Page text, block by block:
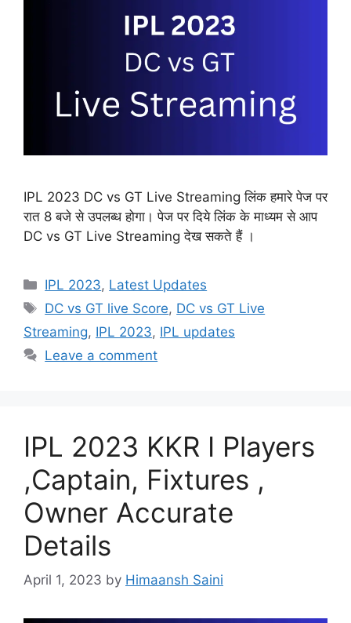
IPL 2023 DC vs GT Live Streaming लिंक हमारे पेज पर
रात 8 बजे से उपलब्ध होगा। पेज पर दिये लिंक के माध्यम से आप
DC vs GT Live Streaming देख सकते हैं ।
Categories
IPL 2023, Latest Updates
Tags
DC vs GT live Score, DC vs GT Live
Streaming, IPL 2023, IPL updates
Leave a comment
IPL 2023 KKR I Players
,Captain, Fixtures ,
Owner Accurate
Details
April 1, 2023 by Himaansh Saini